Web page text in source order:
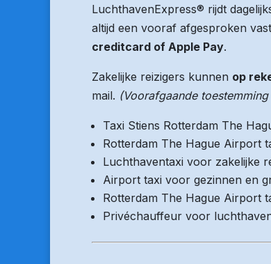
LuchthavenExpress® rijdt
altijd een vooraf afgesproken
creditcard of Apple Pay.
Zakelijke reizigers kunnen op
mail. (Voorafgaande
Taxi Stiens Rotterdam The
Rotterdam The Hague Airport
Luchthaventaxi voor zakelijke
Airport taxi voor gezinnen en
Rotterdam The Hague Airport
Privéchauffeur voor